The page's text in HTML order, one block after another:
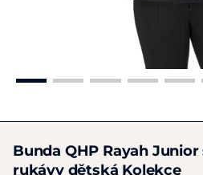
Bunda QHP Rayah
rukávy dětská Kolekce